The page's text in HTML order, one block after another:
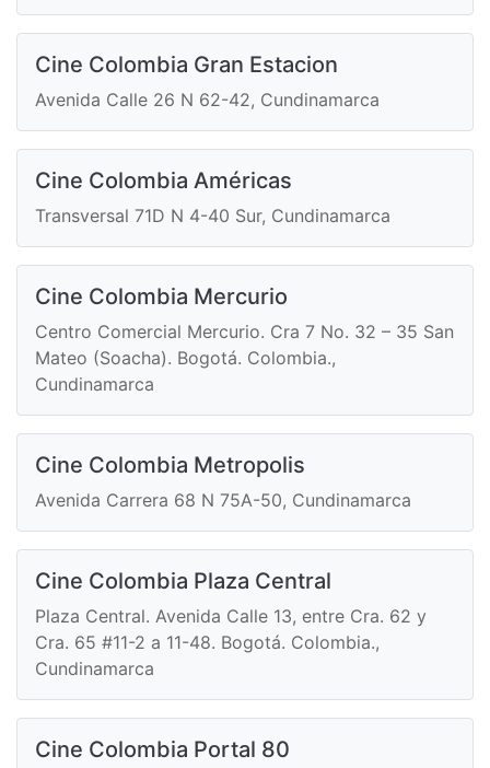
Cine Colombia Gran Estacion
Avenida Calle 26 N 62-42, Cundinamarca
Cine Colombia Américas
Transversal 71D N 4-40 Sur, Cundinamarca
Cine Colombia Mercurio
Centro Comercial Mercurio. Cra 7 No. 32 – 35 San
Mateo (Soacha). Bogotá. Colombia.,
Cundinamarca
Cine Colombia Metropolis
Avenida Carrera 68 N 75A-50, Cundinamarca
Cine Colombia Plaza Central
Plaza Central. Avenida Calle 13, entre Cra. 62 y
Cra. 65 #11-2 a 11-48. Bogotá. Colombia.,
Cundinamarca
Cine Colombia Portal 80